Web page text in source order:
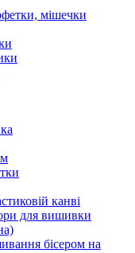
мішечки
канві
для вишивки
бісером на